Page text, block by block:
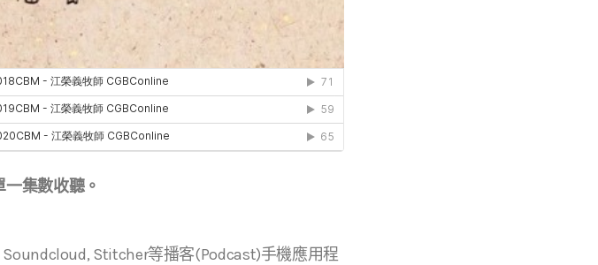
集數收聽。
Soundcloud, Stitcher等播客(Podcast)手機應用程